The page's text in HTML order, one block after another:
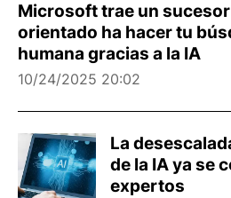
Microsoft trae un
orientado ha hacer tu
humana gracias a la IA
10/24/2025 20:02
La
de la IA ya se
expertos